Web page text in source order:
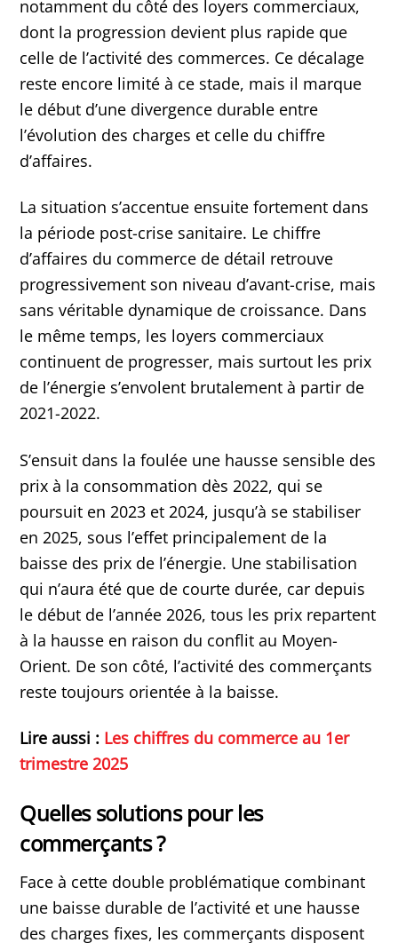
notamment du côté des loyers commerciaux,
dont la progression devient plus rapide que
celle de l’activité des commerces. Ce décalage
reste encore limité à ce stade, mais il marque
le début d’une divergence durable entre
l’évolution des charges et celle du chiffre
d’affaires.
La situation s’accentue ensuite fortement dans
la période post-crise sanitaire. Le chiffre
d’affaires du commerce de détail retrouve
progressivement son niveau d’avant-crise, mais
sans véritable dynamique de croissance. Dans
le même temps, les loyers commerciaux
continuent de progresser, mais surtout les prix
de l’énergie s’envolent brutalement à partir de
2021-2022.
S’ensuit dans la foulée une hausse sensible des
prix à la consommation dès 2022, qui se
poursuit en 2023 et 2024, jusqu’à se stabiliser
en 2025, sous l’effet principalement de la
baisse des prix de l’énergie. Une stabilisation
qui n’aura été que de courte durée, car depuis
le début de l’année 2026, tous les prix repartent
à la hausse en raison du conflit au Moyen-
Orient. De son côté, l’activité des commerçants
reste toujours orientée à la baisse.
Lire aussi : Les chiffres du commerce au 1er
trimestre 2025
Quelles solutions pour les
commerçants ?
Face à cette double problématique combinant
une baisse durable de l’activité et une hausse
des charges fixes, les commerçants disposent